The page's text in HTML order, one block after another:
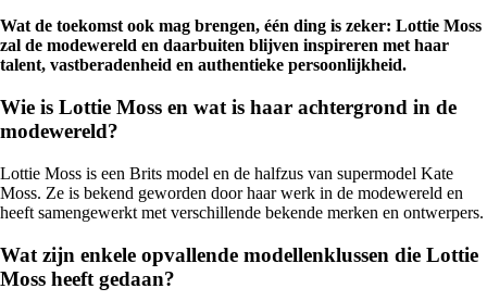
Wat de toekomst ook mag brengen, één ding is zeker: Lottie Moss
zal de modewereld en daarbuiten blijven inspireren met haar
talent, vastberadenheid en authentieke persoonlijkheid.
Wie is Lottie Moss en wat is haar achtergrond in de
modewereld?
Lottie Moss is een Brits model en de halfzus van supermodel Kate
Moss. Ze is bekend geworden door haar werk in de modewereld en
heeft samengewerkt met verschillende bekende merken en ontwerpers.
Wat zijn enkele opvallende modellenklussen die Lottie
Moss heeft gedaan?